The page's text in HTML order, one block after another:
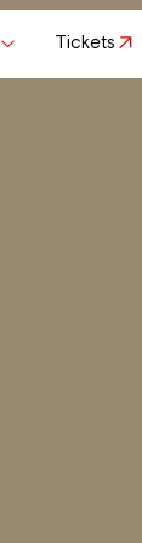
Tickets